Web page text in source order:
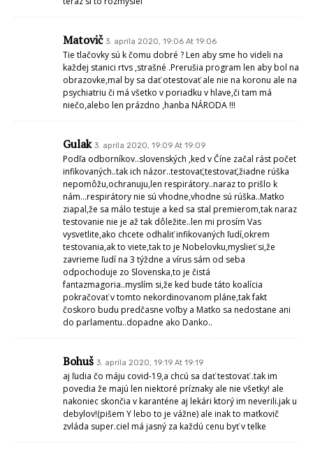
Matovič 3. apríla 2020, 19:06 At 19:06
Tie tlačovky sú k čomu dobré ? Len aby sme ho videli na
každej stanici rtvs ,strašné .Prerušia program len aby bol na
obrazovke,mal by sa dať otestovať ale nie na koronu ale na
psychiatriu či má všetko v poriadku v hlave,či tam má
niečo,alebo len prázdno ,hanba NÁRODA !!!
Gulak 3. apríla 2020, 19:09 At 19:09
Podľa odborníkov..slovenských ,ked v Číne začal rást počet
infikovaných..tak ich názor..testovať,testovať,žiadne rúška
nepomôžu,ochranuju,len respirátory..naraz to prišlo k
nám…respirátory nie sú vhodne,vhodne sú rúška..Matko
ziapal,že sa málo testuje a ked sa stal premierom,tak naraz
testovanie nie je až tak dôležite..len mi prosím Vas
vysvetlite,ako chcete odhaliť infikovaných ľudí,okrem
testovania,ak to viete,tak to je Nobelovku,myslieť si,že
zavrieme ľudí na 3 týždne a vírus sám od seba
odpochoduje zo Slovenska,to je čistá
fantazmagoria..myslím si,že ked bude táto koalícia
pokračovať v tomto nekordinovanom pláne,tak fakt
čoskoro budu predčasne voľby a Matko sa nedostane ani
do parlamentu..dopadne ako Danko..
Bohuš 3. apríla 2020, 19:19 At 19:19
aj ľudia čo máju covid-19,a chcú sa dať testovať .tak im
povedia že majú len niektoré príznaky ale nie všetky! ale
nakoniec skončia v karanténe aj lekári ktorý im neverili.jak u
debylov!(pišem Y lebo to je vážne) ale inak to maťkovič
zvláda super.ciel má jasný za každú cenu byť v telke